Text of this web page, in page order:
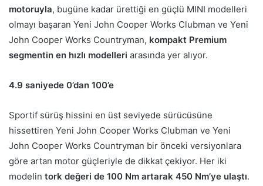
motoruyla, bugüne kadar ürettiği en güçlü MINI modelleri
olmayı başaran Yeni John Cooper Works Clubman ve Yeni
John Cooper Works Countryman, kompakt Premium
segmentin en hızlı modelleri arasında yer alıyor.
4.9 saniyede 0’dan 100’e
Sportif sürüş hissini en üst seviyede sürücüsüne
hissettiren Yeni John Cooper Works Clubman ve Yeni
John Cooper Works Countryman bir önceki versiyonlara
göre artan motor güçleriyle de dikkat çekiyor. Her iki
modelin tork değeri de 100 Nm artarak 450 Nm’ye ulaştı.